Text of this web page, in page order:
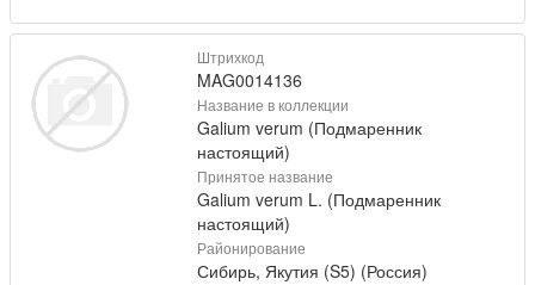
Штрихкод
MAG0014136
Название в коллекции
Galium verum (Подмаренник
настоящий)
Принятое название
Galium verum L. (Подмаренник
настоящий)
Районирование
Сибирь, Якутия (S5) (Россия)